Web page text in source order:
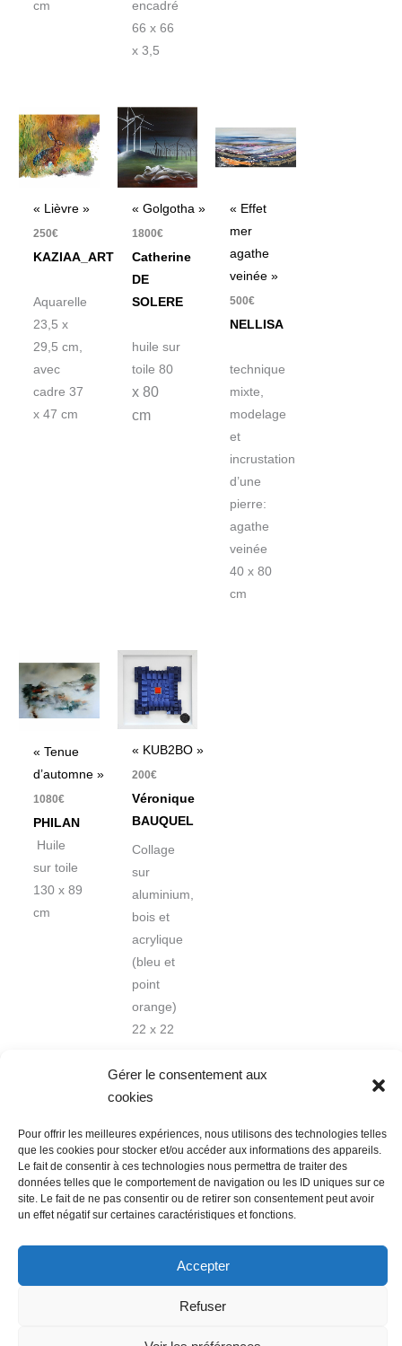
Gérer le consentement aux
cookies
Pour offrir les meilleures expériences, nous utilisons des technologies telles
que les cookies pour stocker et/ou accéder aux informations des appareils.
Le fait de consentir à ces technologies nous permettra de traiter des
données telles que le comportement de navigation ou les ID uniques sur ce
site. Le fait de ne pas consentir ou de retirer son consentement peut avoir
un effet négatif sur certaines caractéristiques et fonctions.
Accepter
Refuser
cm
encadré
66 x 66
x 3,5
« Lièvre »
250€
KAZIAA_ART
Aquarelle
23,5 x
29,5 cm,
avec
cadre 37
x 47 cm
« Golgotha »
1800€
Catherine
DE
SOLERE
huile sur
toile 80
x 80
cm
« Effet
mer
agathe
veinée »
500€
NELLISA
technique
mixte,
modelage
et
incrustation
d’une
pierre:
agathe
veinée
40 x 80
cm
« Tenue
d’automne »
1080€
PHILAN
Huile
sur toile
130 x 89
cm
« KUB2BO »
200€
Véronique
BAUQUEL
Collage
sur
aluminium,
bois et
acrylique
(bleu et
point
orange)
22 x 22
Nous contacter
Conditions Générales de Ventes
Politique de confidentialité
Mentions légales